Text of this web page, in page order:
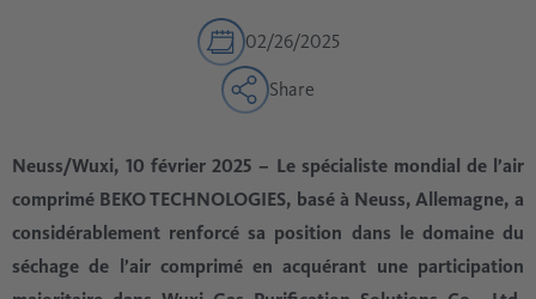
02/26/2025
Share
Neuss/Wuxi, 10 février 2025 – Le spécialiste mondial de l’air
comprimé BEKO TECHNOLOGIES, basé à Neuss, Allemagne, a
considérablement renforcé sa position dans le domaine du
séchage de l’air comprimé en acquérant une participation